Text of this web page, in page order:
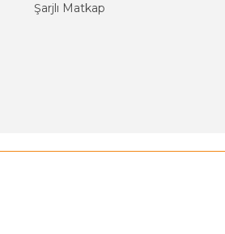
Şarjlı Matkap